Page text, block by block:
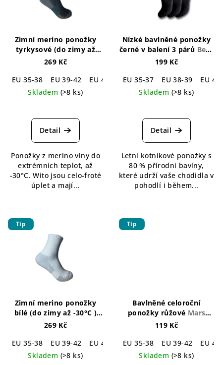
Zimní merino ponožky
tyrkysové (do zimy až
-30°C )Wito Winter
269 Kč
EU 35-38
EU 39-42
EU 43-46
Skladem (>8 ks)
hodnocení
produktu
z
5
hvězdiček.
Detail
Ponožky z merino vlny do
extrémních teplot, až
-30°C. Wito jsou celo-froté
úplet a mají...
Nízké bavlněné ponožky
černé v balení 3 párů Beth
Cotton Black Socks 3-
199 Kč
EU 35-37
EU 38-39
EU
Skladem (>8 ks)
hodnocení
produktu
z
5
hvězdiček.
Detail
Letní kotníkové ponožky s
80 % přírodní bavlny,
které udrží vaše chodidla v
pohodlí i během...
Tip
Zimní merino ponožky
bílé (do zimy až -30°C )
Wito Winter Merino Socks
269 Kč
EU 35-38
EU 39-42
EU 43-46
Skladem (>8 ks)
Tip
Bavlněné celoroční
ponožky růžové Mars
Cotton Socks Magenta
119 Kč
EU 35-38
EU 39-42
EU
Skladem (>8 ks)